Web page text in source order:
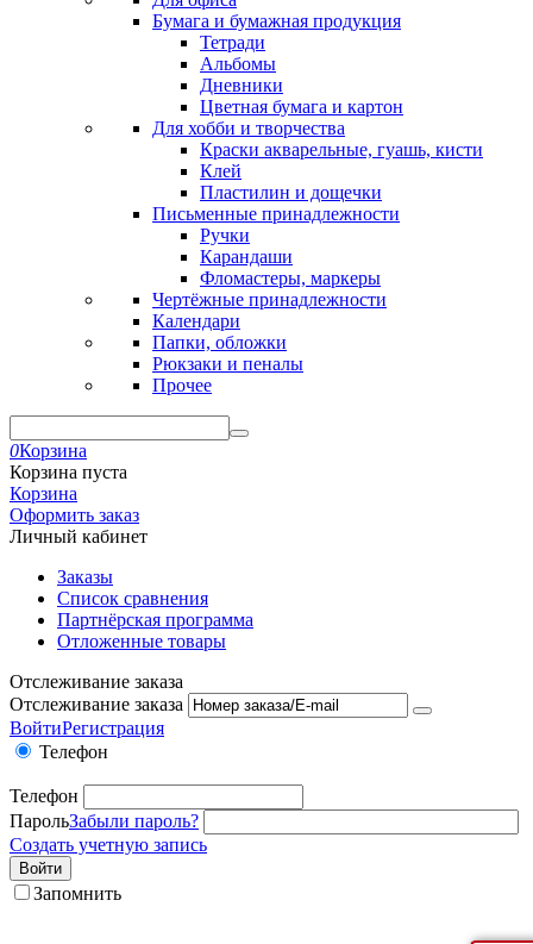
Бумага и бумажная продукция
Тетради
Альбомы
Дневники
Цветная бумага и картон
Для хобби и творчества
Краски акварельные, гуашь, кисти
Клей
Пластилин и дощечки
Письменные принадлежности
Ручки
Карандаши
Фломастеры, маркеры
Чертёжные принадлежности
Календари
Папки, обложки
Рюкзаки и пеналы
Прочее
0Корзина
Корзина пуста
Корзина
Оформить заказ
Личный кабинет
Заказы
Список сравнения
Партнёрская программа
Отложенные товары
Отслеживание заказа
Отслеживание заказа
ВойтиРегистрация
Телефон
Телефон
ПарольЗабыли пароль?
Создать учетную запись
Войти
Запомнить